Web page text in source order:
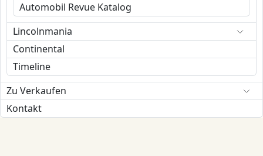
Automobil Revue Katalog
Lincolnmania
Continental
Timeline
Zu Verkaufen
Kontakt